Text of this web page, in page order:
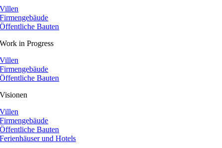
Villen
Firmengebäude
Öffentliche Bauten
Work in Progress
Villen
Firmengebäude
Öffentliche Bauten
Visionen
Villen
Firmengebäude
Öffentliche Bauten
Ferienhäuser und Hotels